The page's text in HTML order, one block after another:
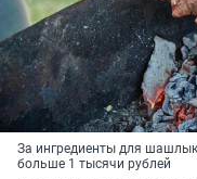
За ингредиенты для
больше 1 тысячи рублей